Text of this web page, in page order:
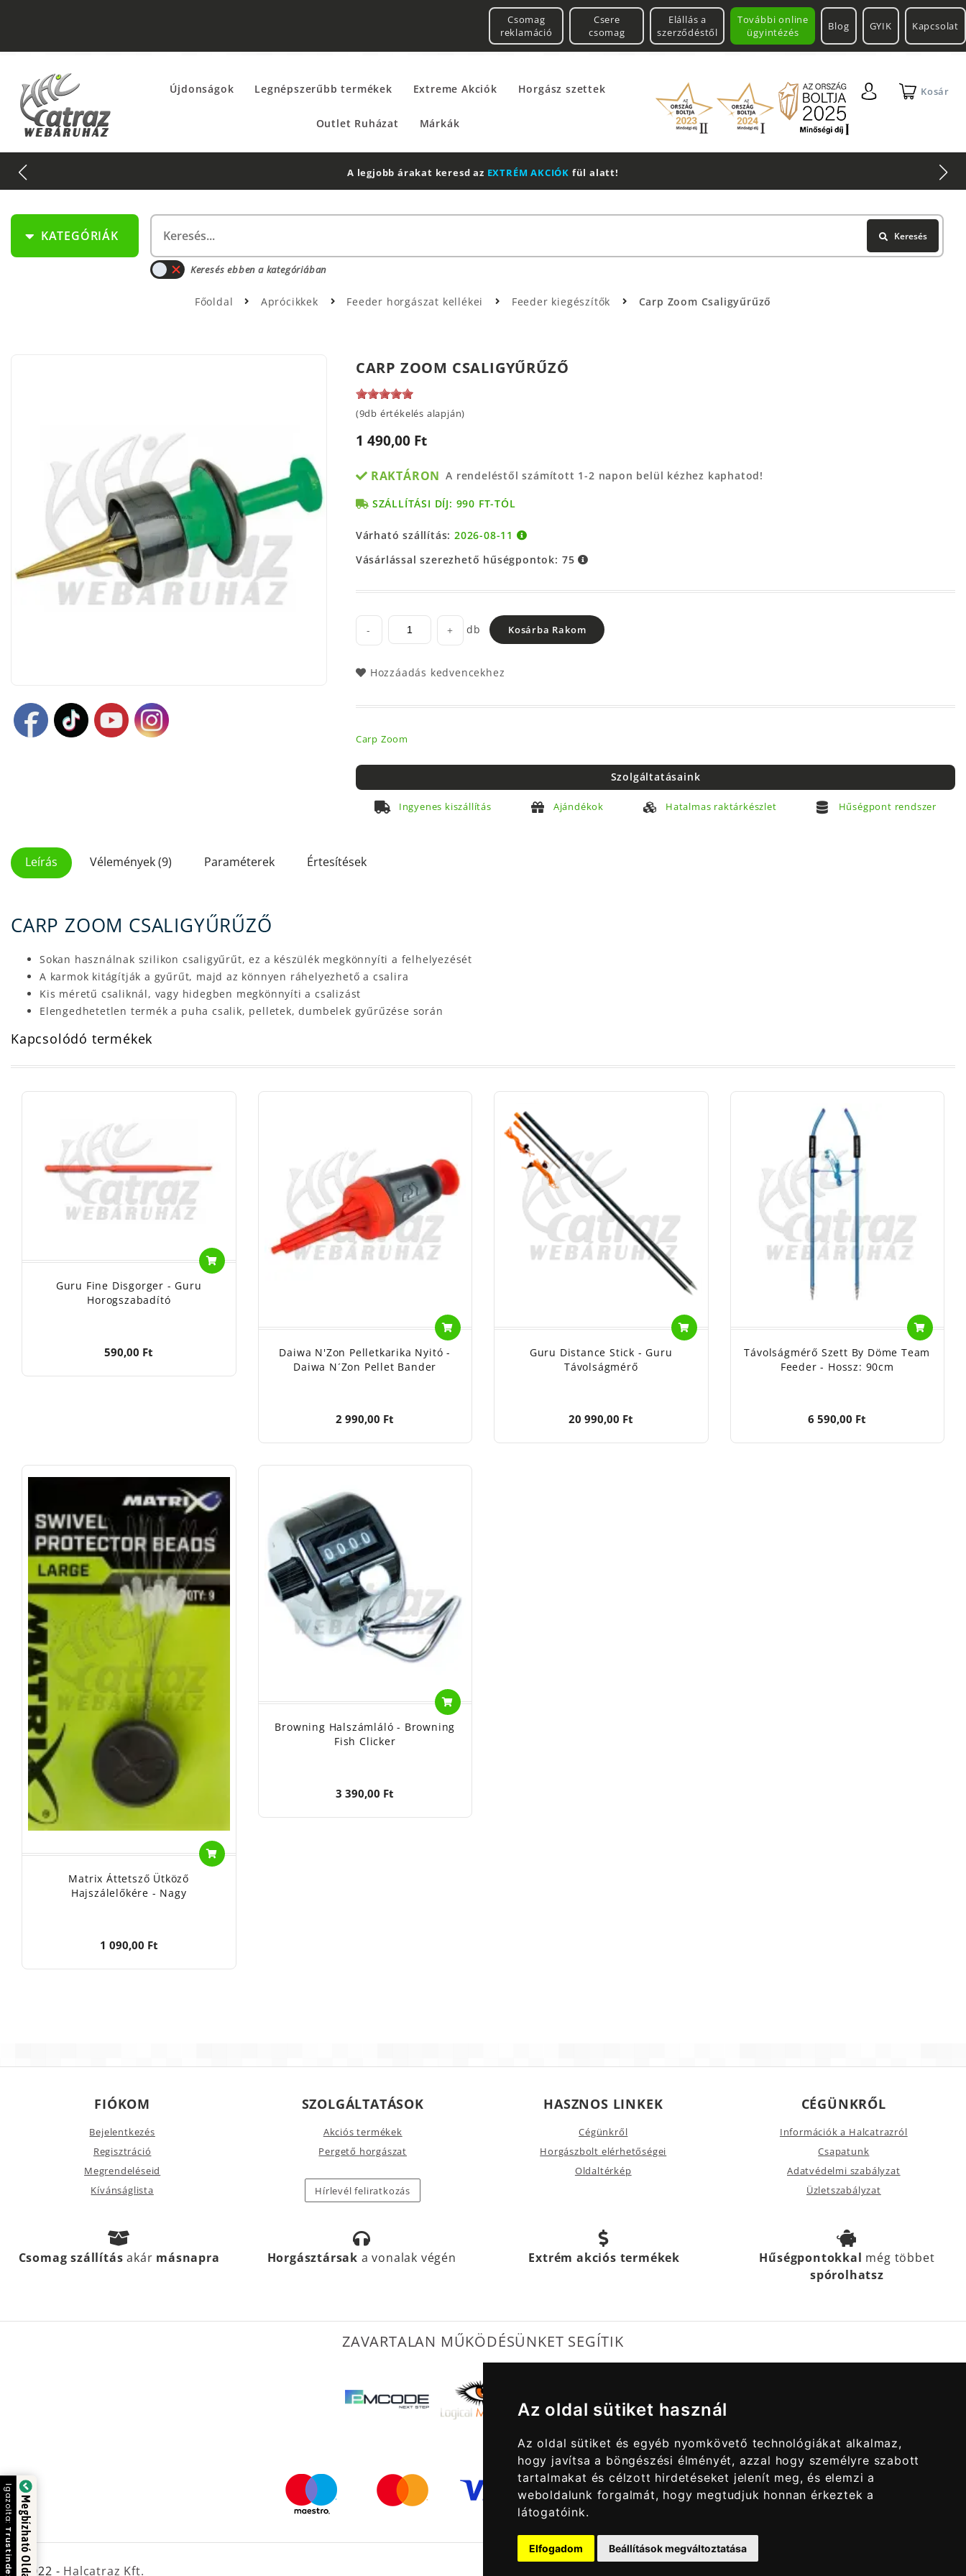
Az oldal sütiket használ
Az oldal sütiket és egyéb nyomkövető technológiákat alkalmaz,
hogy javítsa a böngészési élményét, azzal hogy személyre szabott
tartalmakat és célzott hirdetéseket jelenít meg, és elemzi a
weboldalunk forgalmát, hogy megtudjuk honnan érkeztek a
látogatóink.
Elfogadom Beállítások megváltoztatása
További online
ügyintézés
Csomag
reklamáció
Csere
csomag
Elállás a
szerződéstől
Blog GYIK Kapcsolat
Újdonságok Legnépszerűbb termékek Extreme Akciók Horgász szettek
Outlet Ruházat Márkák
Kosár
A legjobb árakat keresd az EXTRÉM AKCIÓK fül alatt!
KATEGÓRIÁK Keresés
Keresés ebben a kategóriában
Főoldal Aprócikkek Feeder horgászat kellékei Feeder kiegészítők Carp Zoom Csaligyűrűző
CARP ZOOM CSALIGYŰRŰZŐ
(9db értékelés alapján)
1 490,00 Ft
RAKTÁRON A rendeléstől számított 1-2 napon belül kézhez kaphatod!
SZÁLLÍTÁSI DÍJ: 990 FT-TÓL
Várható szállítás:2026-08-11
Vásárlással szerezhető hűségpontok: 75
- + db Kosárba Rakom
Hozzáadás kedvencekhez
Carp Zoom
Szolgáltatásaink
Ingyenes kiszállítás Ajándékok Hatalmas raktárkészlet Hűségpont rendszer
Leírás Vélemények (9) Paraméterek Értesítések
CARP ZOOM CSALIGYŰRŰZŐ
Sokan használnak szilikon csaligyűrűt, ez a készülék megkönnyíti a felhelyezését
A karmok kitágítják a gyűrűt, majd az könnyen ráhelyezhető a csalira
Kis méretű csaliknál, vagy hidegben megkönnyíti a csalizást
Elengedhetetlen termék a puha csalik, pelletek, dumbelek gyűrűzése során
Kapcsolódó termékek
Guru Fine Disgorger - Guru
Horogszabadító
590,00 Ft
Daiwa N'Zon Pelletkarika Nyitó -
Daiwa N´Zon Pellet Bander
2 990,00 Ft
Guru Distance Stick - Guru
Távolságmérő
20 990,00 Ft
Távolságmérő Szett By Döme Team
Feeder - Hossz: 90cm
6 590,00 Ft
Matrix Áttetsző Ütköző
Hajszálelőkére - Nagy
1 090,00 Ft
Browning Halszámláló - Browning
Fish Clicker
3 390,00 Ft
FIÓKOM
Bejelentkezés
Regisztráció
Megrendeléseid
Kívánságlista
SZOLGÁLTATÁSOK
Akciós termékek
Pergető horgászat
Hírlevél feliratkozás
HASZNOS LINKEK
Cégünkről
Horgászbolt elérhetőségei
Oldaltérkép
CÉGÜNKRŐL
Információk a Halcatrazról
Csapatunk
Adatvédelmi szabályzat
Üzletszabályzat
Csomag szállításakár másnapra Horgásztársak a vonalak végén Extrém akciós termékek Hűségpontokkal még többet
spórolhatsz
ZAVARTALAN MŰKÖDÉSÜNKET SEGÍTIK
© 2022 - Halcatraz Kft.
Megbízható Oldal
Igazolta:
Trustindex